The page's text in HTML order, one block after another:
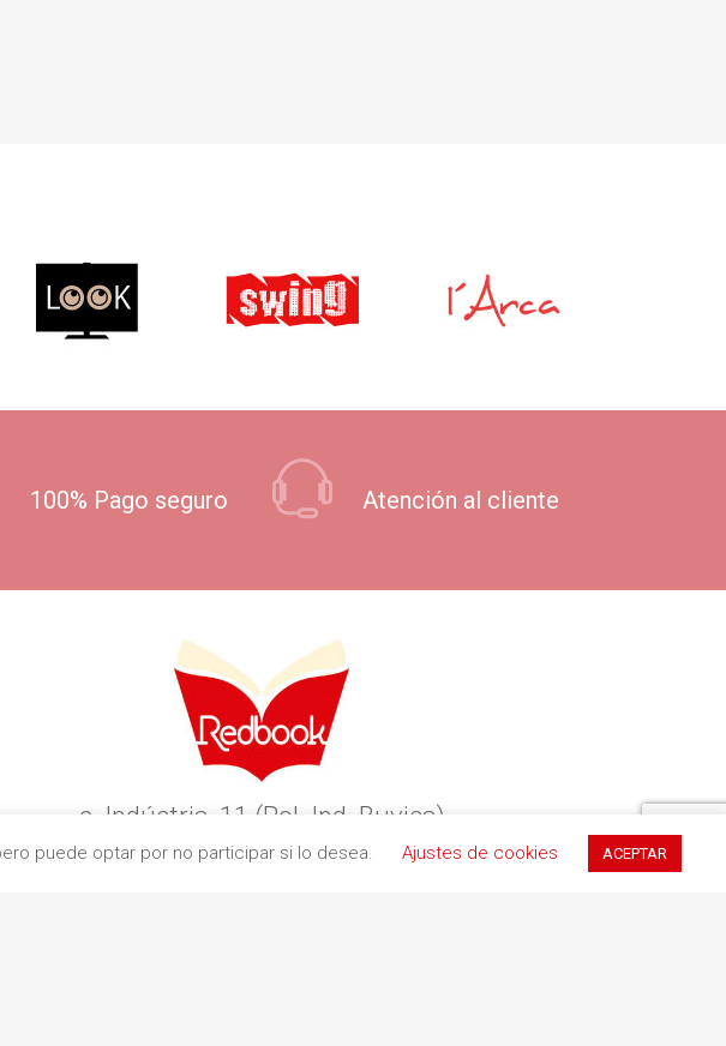
100% Pago seguro Atención al cliente
c. Indústria, 11 (Pol. Ind. Buvisa)
08329 Teià (Barcelona)
puede optar por no participar si lo desea. Ajustes de cookies ACEPTAR